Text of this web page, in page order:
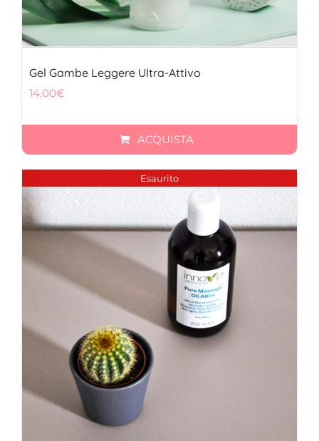
Gel Gambe Leggere Ultra-Attivo
14,00€
ACQUISTA
Esaurito